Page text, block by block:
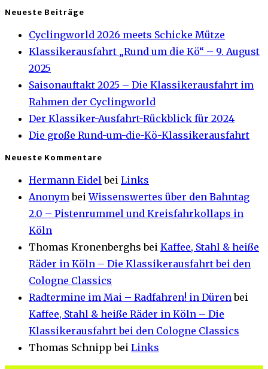
Neueste Beiträge
Cyclingworld 2026 meets Schicke Mütze
Klassikerausfahrt „Rund um die Kö“ – 9. August
2025
Saisonauftakt 2025 – Die Klassikerausfahrt im
Rahmen der Cyclingworld
Der Klassiker-Ausfahrt-Rückblick für 2024
Die große Rund-um-die-Kö-Klassikerausfahrt
Neueste Kommentare
Hermann Eidelbei Links
AnonymbeiWissenswertes über den Bahntag
2.0 – Pistenrummel und Kreisfahrkollaps in
Köln
Thomas Kronenberghs bei Kaffee, Stahl & heiße
Räder in Köln – Die Klassikerausfahrt bei den
Cologne Classics
Radtermine im Mai – Radfahren! in Dürenbei
Kaffee, Stahl & heiße Räder in Köln – Die
Klassikerausfahrt bei den Cologne Classics
Thomas Schnipp bei Links